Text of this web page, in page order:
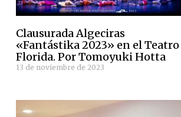
Clausurada Algeciras
«Fantástika 2023» en el Teatro
Florida. Por Tomoyuki Hotta
13 de noviembre de 2023